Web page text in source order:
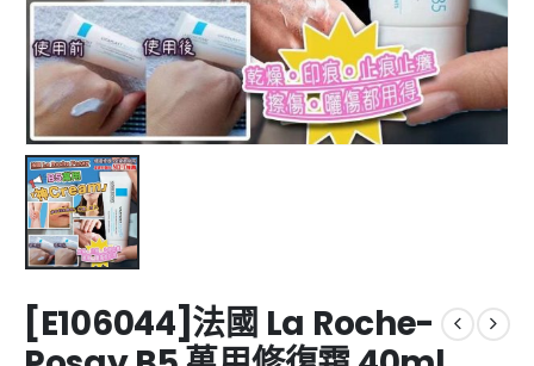
[E106044]法國 La Roche-